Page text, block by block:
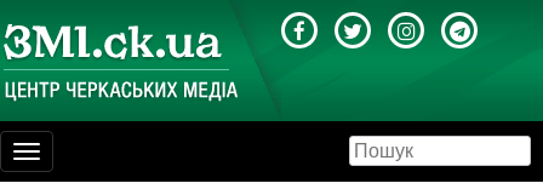
Toggle
navigation